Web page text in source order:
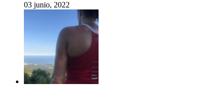
03 junio, 2022